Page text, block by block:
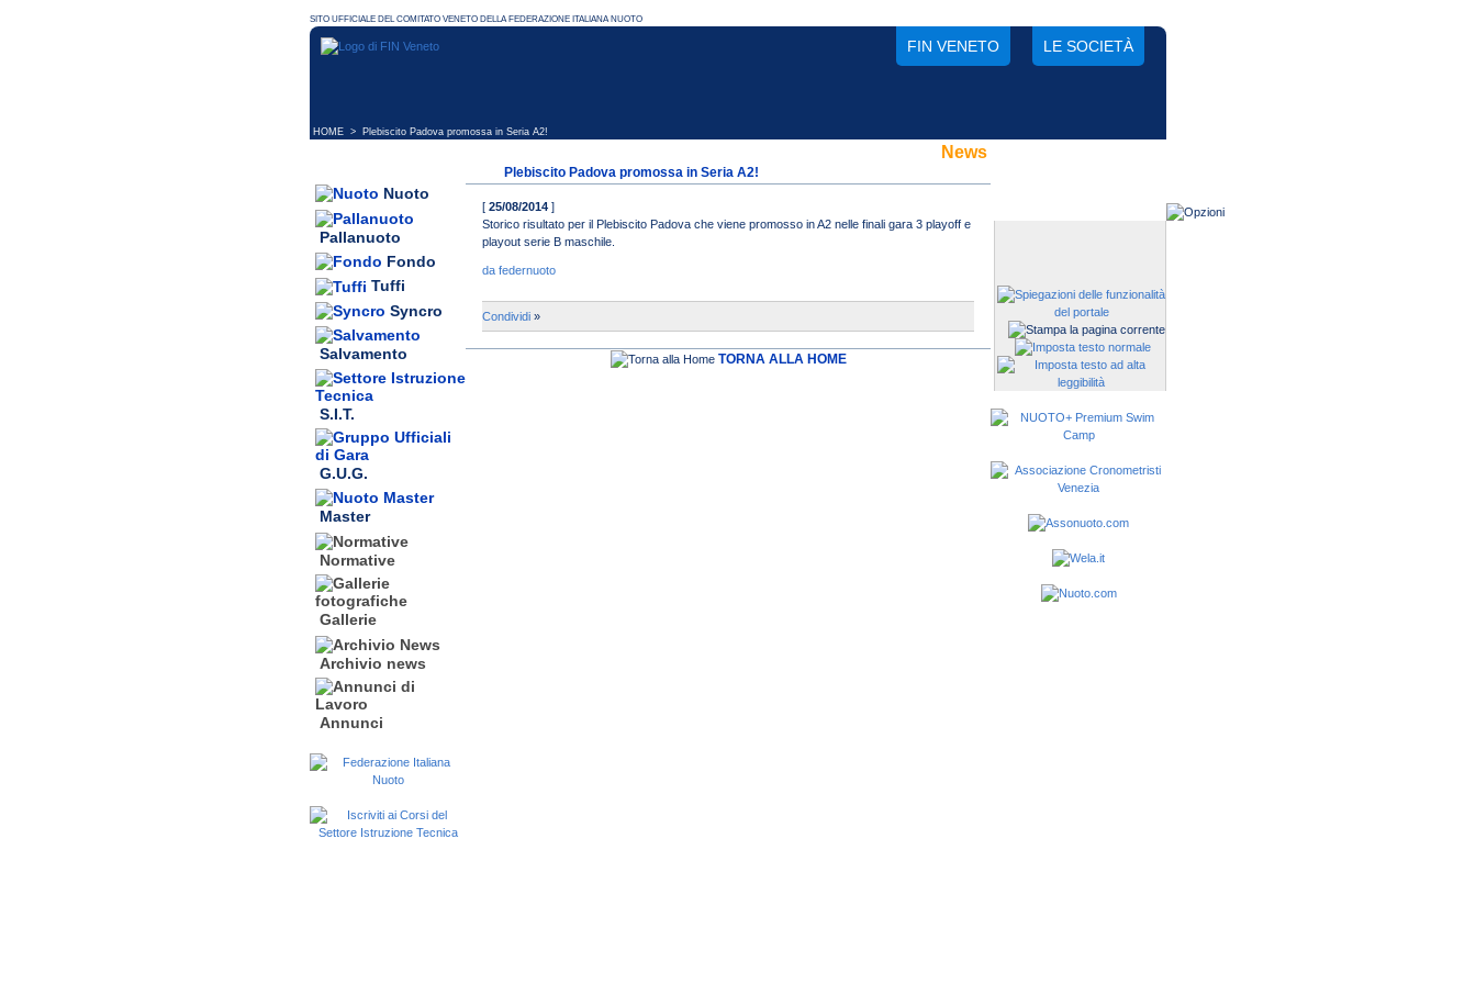
FIN VENETO LE SOCIETÀ
HOME > Plebiscito Padova promossa in Seria A2!
Nuoto
Pallanuoto
Fondo
Tuffi
Syncro
Salvamento
S.I.T.
G.U.G.
Master
Normative
Gallerie
Archivio news
Annunci
News
Plebiscito Padova promossa in Seria A2!
[ 25/08/2014 ]
Storico risultato per il Plebiscito Padova che viene promosso in A2 nelle finali gara 3 playoff e
playout serie B maschile.
da federnuoto
Condividi »
TORNA ALLA HOME